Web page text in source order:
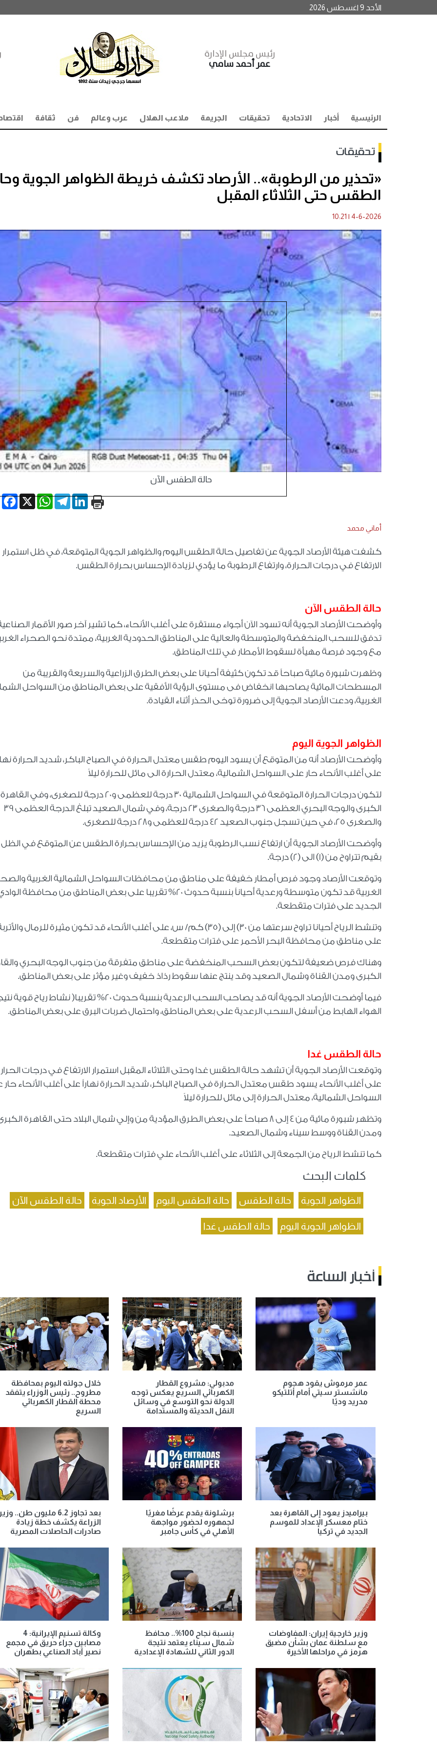
الأحد 9 اغسطس 2026
رئيس مجلس الإدارة
عمر أحمد سامي
الرئيسية أخبار الاتحادية تحقيقات الجريمة ملاعب الهلال عرب وعالم فن ثقافة
تحقيقات
«تحذير من الرطوبة».. الأرصاد تكشف خريطة الظواهر الجوية
الطقس حتى الثلاثاء المقبل
4-6-2026
|
10:21
حالة الطقس الآن
X
WhatsApp
TelegramLinkedIn
أماني محمد
كشفت هيئة الأرصاد الجوية عن تفاصيل حالة الطقس اليوم والظواهر الجوية المتوقعة، في ظل استمرار
الارتفاع في درجات الحرارة، وارتفاع الرطوبة ما يؤدي لزيادة الإحساس بحرارة الطقس.
حالة الطقس الآن
وأوضحت الأرصاد الجوية أنه تسود الآن أجواء مستقرة على أغلب الأنحاء، كما تشير آخر صور الأقمار
تدفق للسحب المنخفضة والمتوسطة والعالية على المناطق الحدودية الغربية، ممتدة نحو الصحراء
مع وجود فرصة مهيأة لسقوط الأمطار في تلك المناطق.
وظهرت شبورة مائية صباحاً قد تكون كثيفة أحيانا على بعض الطرق الزراعية والسريعة والقريبة من
المسطحات المائية يصاحبها انخفاض فى مستوى الرؤية الأفقية على بعض المناطق من السواحل
الغربية، ودعت الأرصاد الجوية إلى ضرورة توخى الحذر أثناء القيادة.
الظواهر الجوية اليوم
وأوضحت الأرصاد أنه من المتوقع أن يسود اليوم طقس معتدل الحرارة في الصباح الباكر، شديد الحرارة
على أغلب الأنحاء حار على السواحل الشمالية، معتدل الحرارة الى مائل للحرارة ليلاً
لتكون درجات الحرارة المتوقعة في السواحل الشمالية 30 درجة للعظمى و20 درجة للصغرى، وفي القاهرة
الكبرى والوجه البحري العظمى 36 درجة والصغرى 23 درجة، وفي شمال الصعيد تبلغ الدرجة العظمى 39
والصغرى 25، في حين تسجل جنوب الصعيد 42 درجة للعظمى و28 درجة للصغرى.
وأوضحت الأرصاد الجوية أن ارتفاع نسب الرطوبة يزيد من الإحساس بحرارة الطقس عن المتوقع في الظل
بقيم تتراوح من (1) الى (2) درجة
.
وتوقعت الأرصاد وجود فرص أمطار خفيفة على مناطق من محافظات السواحل الشمالية الغربية
الغربية قد تكون متوسطة ورعدية أحياناً بنسبة حدوث 20% تقريبا على بعض المناطق من محافظة
الجديد على فترات متقطعة.
وتنشط الرياح أحيانا تراوح سرعتها من 30) إلى (35) كم/ س، على أغلب الأنحاء قد تكون مثيرة للرمال
على مناطق من محافظة البحر الأحمر على فترات متقطعة.
وهناك فرص ضعيفة لتكون بعض السحب المنخفضة على مناطق متفرقة من جنوب الوجه البحري
الكبرى ومدن القناة وشمال الصعيد وقد ينتج عنها سقوط رذاذ خفيف وغير مؤثر على بعض المناطق.
فيما أوضحت الأرصاد الجوية أنه قد يصاحب السحب الرعدية بنسبة حدوث 20% تقريبا )نشاط رياح قوية
الهواء الهابط من أسفل السحب الرعدية على بعض المناطق، واحتمال ضربات البرق على بعض المناطق.
حالة الطقس غدا
وتوقعت الأرصاد الجوية أن تشهد حالة الطقس غدا وحتى الثلاثاء المقبل استمرار الارتفاع في درجات
على أغلب الأنحاء يسود طقس معتدل الحرارة في الصباح الباكر، شديد الحرارة نهاراً على أغلب الأنحاء
السواحل الشمالية، معتدل الحرارة إلى مائل للحرارة ليلاً
وتظهر شبورة مائية من 4 إلى 8 صباحاً على بعض الطرق المؤدية من وإلي شمال البلاد حتى القاهرة
ومدن القناة ووسط سيناء وشمال الصعيد.
كما تنشط الرياح من الجمعة إلى الثلاثاء على أغلب الأنحاء علي فترات متقطعة.
كلمات البحث
الظواهر الجوية حالة الطقس حالة الطقس اليوم الأرصاد الجوية حالة الطقس الآن
الظواهر الجوية اليوم حالة الطقس غدا
أخبار الساعة
عمر مرموش يقود هجوم
مانشستر سيتي أمام أتلتيكو
مدريد وديًا
مدبولي: مشروع القطار
الكهربائي السريع يعكس توجه
الدولة نحو التوسع في وسائل
النقل الحديثة والمستدامة
خلال جولته اليوم بمحافظة
مطروح.. رئيس الوزراء يتفقد
محطة القطار الكهربائي
السريع
بيراميدز يعود إلى القاهرة بعد
ختام معسكر الإعداد للموسم
الجديد في تركيا
برشلونة يقدم عرضًا مغريًا
لجمهوره لحضور مواجهة
الأهلي في كأس جامبر
بعد تجاوز 6.2 مليون طن..
الزراعة يكشف خطة زيادة
صادرات الحاصلات المصرية
وزير خارجية إيران: المفاوضات
مع سلطنة عمان بشأن مضيق
هرمز في مراحلها الأخيرة
بنسبة نجاح 100%.. محافظ
شمال سيناء يعتمد نتيجة
الدور الثاني للشهادة الإعدادية
وكالة تسنيم الإيرانية: 4
مصابين جراء حريق في مجمع
نصير آباد الصناعي بطهران